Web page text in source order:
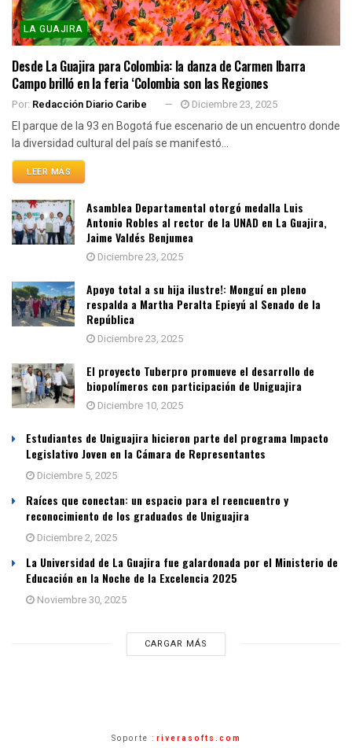
LA GUAJIRA
Desde La Guajira para Colombia: la danza de Carmen Ibarra
Campo brilló en la feria ‘Colombia son las Regiones
Por: Redacción Diario Caribe Diciembre 23, 2025
El parque de la 93 en Bogotá fue escenario de un encuentro donde
la diversidad cultural del país se manifestó...
LEER MÁS
Asamblea Departamental otorgó medalla Luis
Antonio Robles al rector de la UNAD en La Guajira,
Jaime Valdés Benjumea
Diciembre 23, 2025
Apoyo total a su hija ilustre!: Monguí en pleno
respalda a Martha Peralta Epieyú al Senado de la
República
Diciembre 23, 2025
El proyecto Tuberpro promueve el desarrollo de
biopolímeros con participación de Uniguajira
Diciembre 10, 2025
Estudiantes de Uniguajira hicieron parte del programa Impacto
Legislativo Joven en la Cámara de Representantes
Diciembre 5, 2025
Raíces que conectan: un espacio para el reencuentro y
reconocimiento de los graduados de Uniguajira
Diciembre 2, 2025
La Universidad de La Guajira fue galardonada por el Ministerio de
Educación en la Noche de la Excelencia 2025
Noviembre 30, 2025
CARGAR MÁS
Soporte : riverasofts.com